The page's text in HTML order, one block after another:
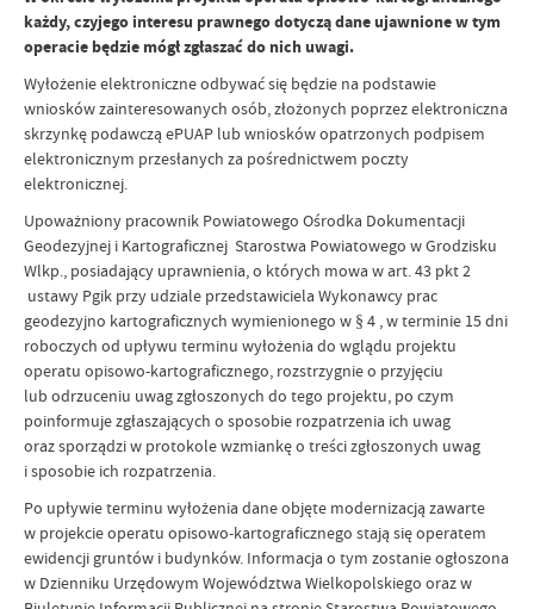
każdy, czyjego interesu prawnego dotyczą dane ujawnione w tym
operacie będzie mógł zgłaszać do nich uwagi.
Wyłożenie elektroniczne odbywać się będzie na podstawie
wniosków zainteresowanych osób, złożonych poprzez elektroniczna
skrzynkę podawczą ePUAP lub wniosków opatrzonych podpisem
elektronicznym przesłanych za pośrednictwem poczty
elektronicznej.
Upoważniony pracownik Powiatowego Ośrodka Dokumentacji
Geodezyjnej i Kartograficznej Starostwa Powiatowego w Grodzisku
Wlkp., posiadający uprawnienia, o których mowa w art. 43 pkt 2
ustawy Pgik przy udziale przedstawiciela Wykonawcy prac
geodezyjno kartograficznych wymienionego w § 4 , w terminie 15 dni
roboczych od upływu terminu wyłożenia do wglądu projektu
operatu opisowo-kartograficznego, rozstrzygnie o przyjęciu
lub odrzuceniu uwag zgłoszonych do tego projektu, po czym
poinformuje zgłaszających o sposobie rozpatrzenia ich uwag
oraz sporządzi w protokole wzmiankę o treści zgłoszonych uwag
i sposobie ich rozpatrzenia.
Po upływie terminu wyłożenia dane objęte modernizacją zawarte
w projekcie operatu opisowo-kartograficznego stają się operatem
ewidencji gruntów i budynków. Informacja o tym zostanie ogłoszona
w Dzienniku Urzędowym Województwa Wielkopolskiego oraz w